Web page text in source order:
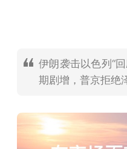
伊朗袭击以色列“
期剧增，普京拒绝